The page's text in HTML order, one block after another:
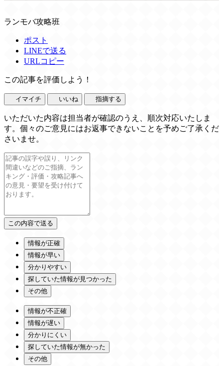
ランモバ攻略班
ポスト
LINEで送る
URLコピー
この記事を評価しよう！
イマイチ いいね 指摘する
いただいた内容は担当者が確認のうえ、順次対応いたしま
す。個々のご意見にはお返事できないことを予めご了承くだ
さいませ。
情報が正確
情報が早い
分かりやすい
探していた情報が見つかった
その他
情報が不正確
情報が遅い
分かりにくい
探していた情報が無かった
その他